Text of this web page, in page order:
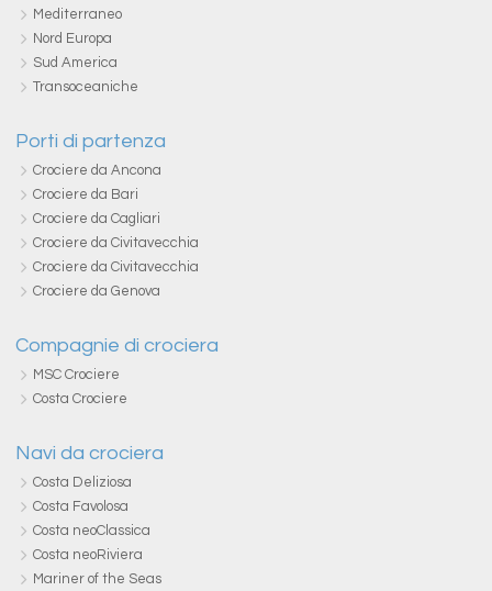
Mediterraneo
Nord Europa
Sud America
Transoceaniche
Porti di partenza
Crociere da Ancona
Crociere da Bari
Crociere da Cagliari
Crociere da Civitavecchia
Crociere da Civitavecchia
Crociere da Genova
Compagnie di crociera
MSC Crociere
Costa Crociere
Navi da crociera
Costa Deliziosa
Costa Favolosa
Costa neoClassica
Costa neoRiviera
Mariner of the Seas